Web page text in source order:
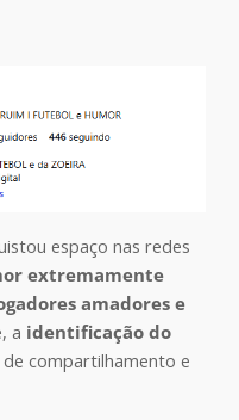
espaço nas redes
extremamente
amadores e
a identificação do
compartilhamento e